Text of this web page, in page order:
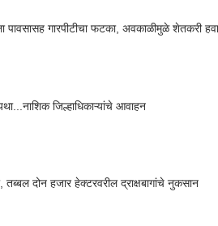
गारपीटीचा फटका, अवकाळीमुळे शेतकरी
शेतकऱ्यांनो बँक खाते आधारशी लिंक करा, अन्यथा...नाशिक जिल्हाधिकाऱ्यांचे आवाहन
तब्बल दोन हजार हेक्टरवरील द्राक्षबागांचे नुकसान